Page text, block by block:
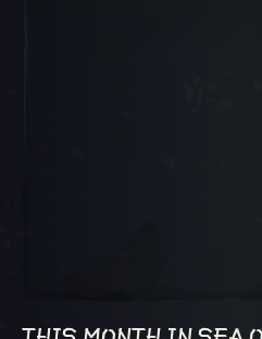
THIS MONTH IN SEA